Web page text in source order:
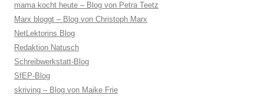
mama kocht heute – Blog von Petra Teetz
Marx bloggt – Blog von Christoph Marx
NetLektorins Blog
Redaktion Natusch
Schreibwerkstatt-Blog
SfEP-Blog
skriving – Blog von Maike Frie